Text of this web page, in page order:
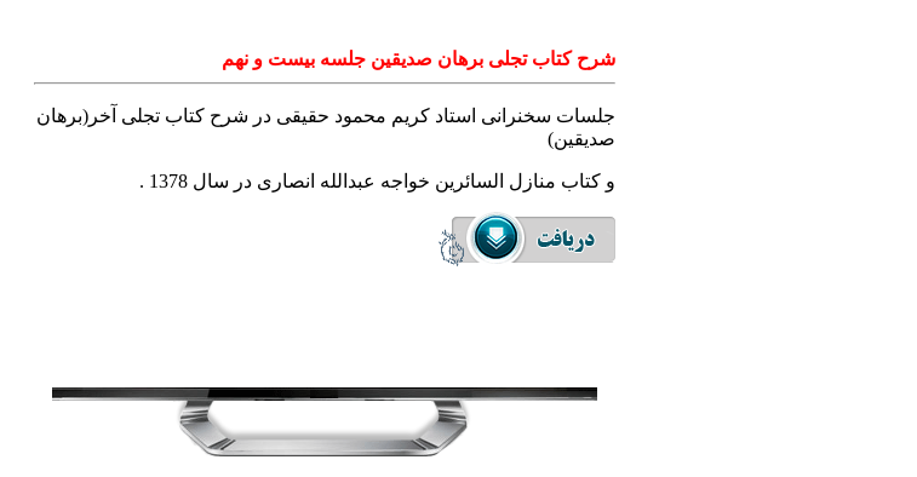
شرح کتاب تجلی برهان صدیقین جلسه بیست و نهم
جلسات سخنرانی استاد کریم محمود حقیقی در شرح کتاب تجلی آخر(برهان
صدیقین)
و کتاب منازل السائرین خواجه عبدالله انصاری در سال 1378 .